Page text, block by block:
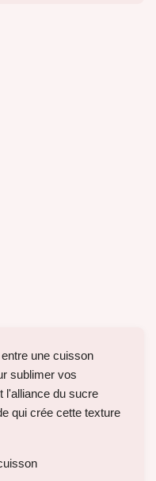
une cuisson
sublimer vos
l'alliance du sucre
qui crée cette texture